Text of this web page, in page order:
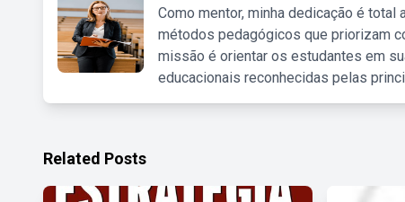
Como mentor, minha dedicação é
métodos pedagógicos que priorizam
missão é orientar os estudantes em
educacionais reconhecidas pelas
Related Posts